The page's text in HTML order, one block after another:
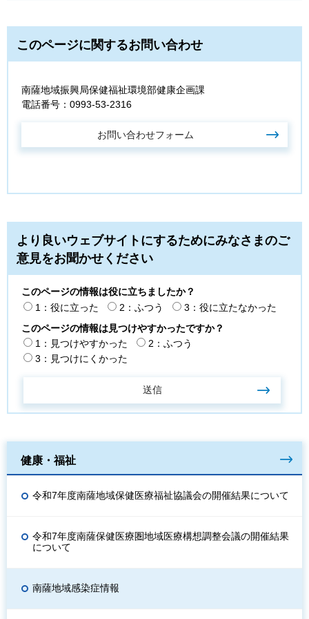
このページに関するお問い合わせ
南薩地域振興局保健福祉環境部健康企画課
電話番号：0993-53-2316
より良いウェブサイトにするためにみなさまのご
意見をお聞かせください
このページの情報は役に立ちましたか？
1：役に立った
2：ふつう
3：役に立たなかった
このページの情報は見つけやすかったですか？
1：見つけやすかった
2：ふつう
3：見つけにくかった
健康・福祉
令和7年度南薩地域保健医療福祉協議会の開催結果について
令和7年度南薩保健医療圏地域医療構想調整会議の開催結果
について
南薩地域感染症情報